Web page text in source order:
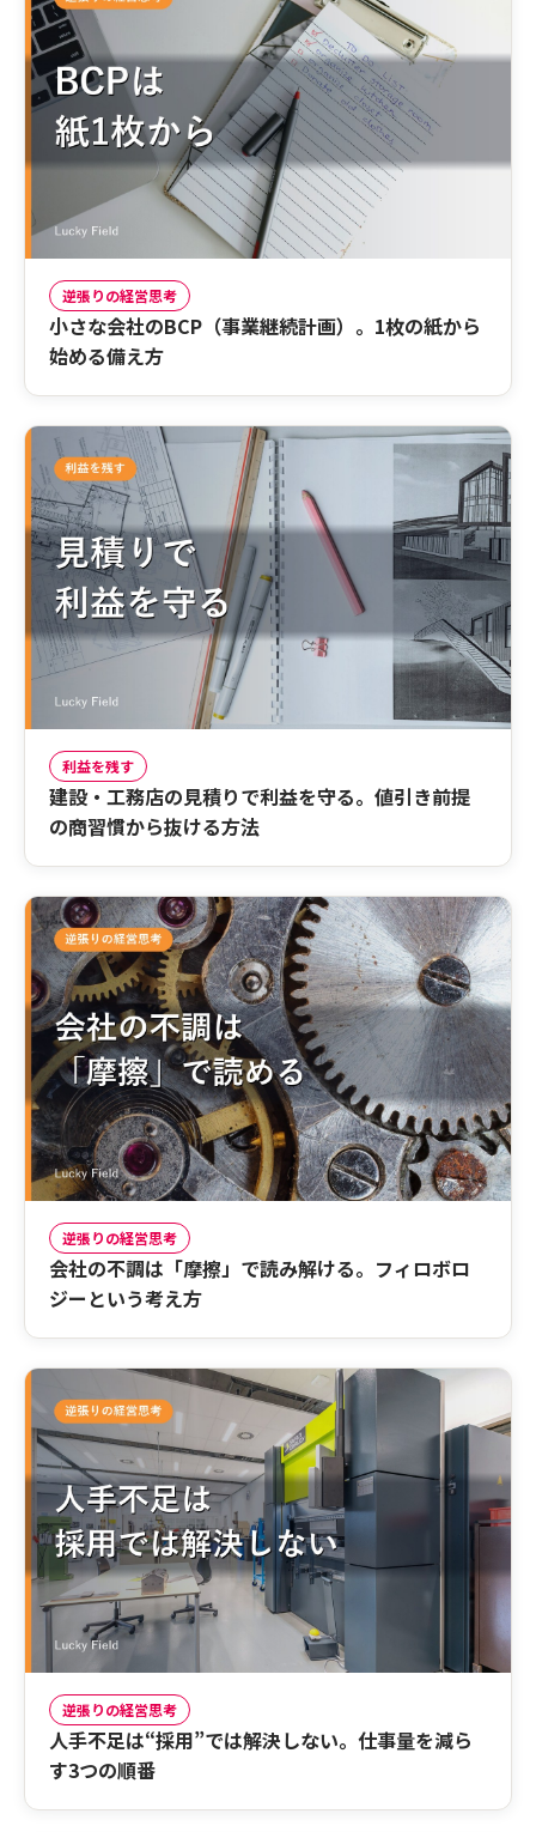
逆張りの経営思考
小さな会社のBCP（事業継続計画）。1枚の紙から
始める備え方
利益を残す
建設・工務店の見積りで利益を守る。値引き前提
の商習慣から抜ける方法
逆張りの経営思考
会社の不調は「摩擦」で読み解ける。フィロボロ
ジーという考え方
逆張りの経営思考
人手不足は“採用”では解決しない。仕事量を減ら
す3つの順番